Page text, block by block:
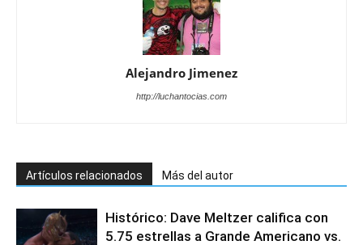
Alejandro Jimenez
http://luchantocias.com
Artículos relacionados Más del autor
Histórico: Dave Meltzer califica con
5.75 estrellas a Grande Americano vs.